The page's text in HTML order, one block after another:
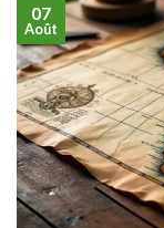
07
Août